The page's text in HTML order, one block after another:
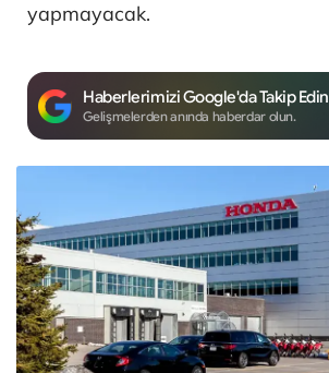
yapmayacak.
Haberlerimizi Google'da Takip Edin
Gelişmelerden anında haberdar olun.